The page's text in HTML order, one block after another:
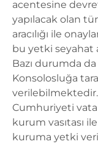
acentesine
yapılacak olan
aracılığı ile
bu yetki seyahat
Bazı durumda
Konsolosluğa
Cumhuriyeti
kurum vasıtası
kuruma yetki